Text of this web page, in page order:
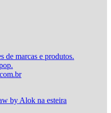
de marcas e produtos.
by Alok na esteira